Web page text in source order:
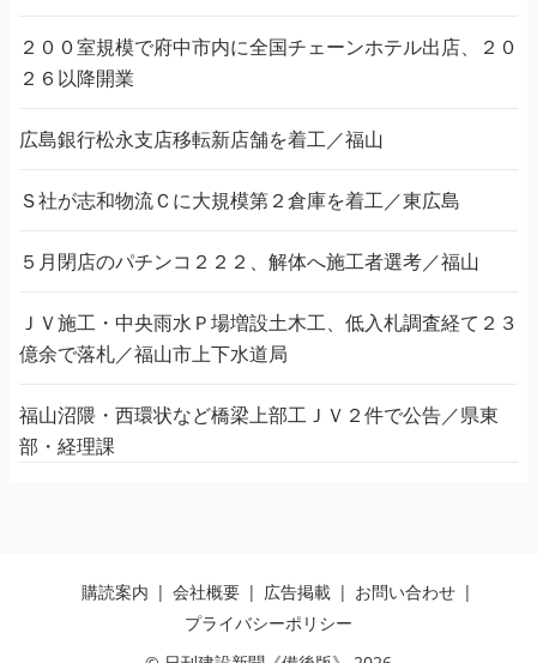
２００室規模で府中市内に全国チェーンホテル出店、２０
２６以降開業
広島銀行松永支店移転新店舗を着工／福山
Ｓ社が志和物流Ｃに大規模第２倉庫を着工／東広島
５月閉店のパチンコ２２２、解体へ施工者選考／福山
ＪＶ施工・中央雨水Ｐ場増設土木工、低入札調査経て２３
億余で落札／福山市上下水道局
福山沼隈・西環状など橋梁上部工ＪＶ２件で公告／県東
部・経理課
購読案内 会社概要 広告掲載
お問い合わせ
プライバシーポリシー